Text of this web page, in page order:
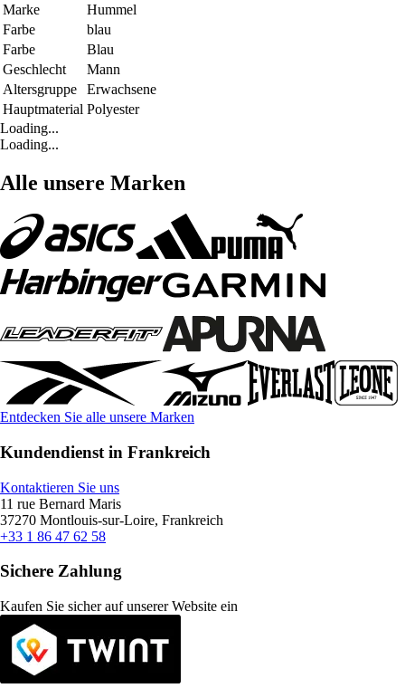
Marke
Hummel
Farbe
blau
Farbe
Blau
Geschlecht
Mann
Altersgruppe
Erwachsene
Hauptmaterial Polyester
Loading...
Loading...
Alle unsere Marken
Entdecken Sie alle unsere Marken
Kundendienst in Frankreich
Kontaktieren Sie uns
11 rue Bernard Maris
37270 Montlouis-sur-Loire, Frankreich
+33 1 86 47 62 58
Sichere Zahlung
Kaufen Sie sicher auf unserer Website ein